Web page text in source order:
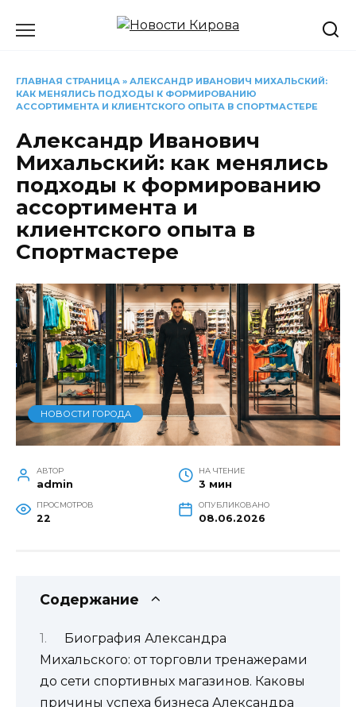
ГЛАВНАЯ СТРАНИЦА » АЛЕКСАНДР ИВАНОВИЧ МИХАЛЬСКИЙ:
КАК МЕНЯЛИСЬ ПОДХОДЫ К ФОРМИРОВАНИЮ
АССОРТИМЕНТА И КЛИЕНТСКОГО ОПЫТА В СПОРТМАСТЕРЕ
Александр Иванович
Михальский: как менялись
подходы к формированию
ассортимента и
клиентского опыта в
Спортмастере
НОВОСТИ ГОРОДА
АВТОР
admin
НА ЧТЕНИЕ
3 мин
ПРОСМОТРОВ
22
ОПУБЛИКОВАНО
08.06.2026
Содержание
Биография Александра
Михальского: от торговли тренажерами
до сети спортивных магазинов. Каковы
причины успеха бизнеса Александра